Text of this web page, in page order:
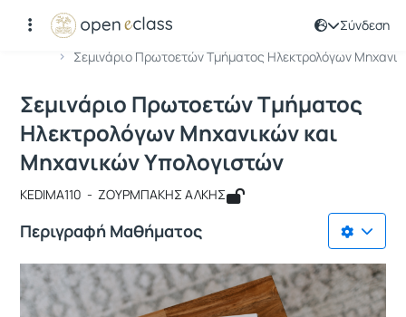
Σύνδεση
Αρχική Σελίδα
Σεμινάριο Πρωτοετών Tμήματος Ηλεκτρολόγων
Μάθημα : Σεμινάριο Πρωτοετών
Κωδικός : KEDIMA110
Σεμινάριο Πρωτοετών Tμήματος
Ηλεκτρολόγων Μηχανικών και
Μηχανικών Υπολογιστών
KEDIMA110 - ΖΟΥΡΜΠΑΚΗΣ ΑΛΚΗΣ
Περιγραφή Μαθήματος